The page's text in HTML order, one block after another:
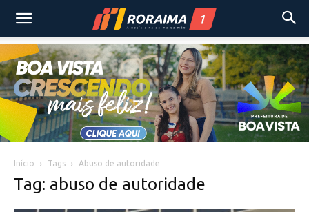
Início Tags Abuso de autoridade
Tag: abuso de autoridade